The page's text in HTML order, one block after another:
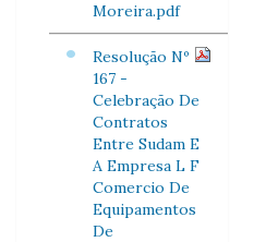
Moreira.pdf
Resolução Nº
167 -
Celebração De
Contratos
Entre Sudam E
A Empresa L F
Comercio De
Equipamentos
De